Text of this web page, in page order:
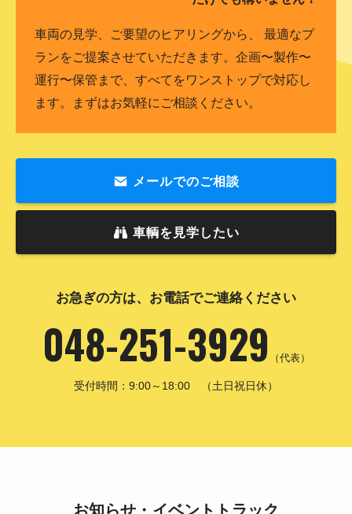
車両の見学、ご要望のヒアリングから、 最適なプ
ランをご提案させていただきます。企画〜製作〜
運行〜保管まで、すべてをワンストップで対応し
ます。まずはお気軽にご相談ください。
メールでのご相談
車輌を見学したい
お急ぎの方は、お電話でご連絡ください
048-251-3929 （代表）
受付時間：9:00～18:00 （土日祝日休）
お知らせ・イベントトラック